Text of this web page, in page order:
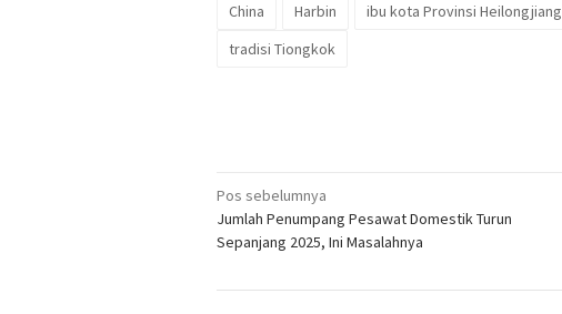
China Harbin ibu kota Provinsi Heilongjiang
tradisi Tiongkok
Navigasi
pos
Pos sebelumnya
Jumlah Penumpang Pesawat Domestik Turun
Sepanjang 2025, Ini Masalahnya